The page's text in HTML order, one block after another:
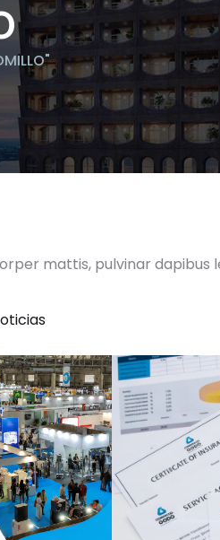
mattis, pulvinar dapibus